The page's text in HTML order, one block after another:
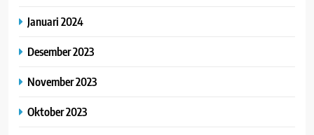
Januari 2024
Desember 2023
November 2023
Oktober 2023